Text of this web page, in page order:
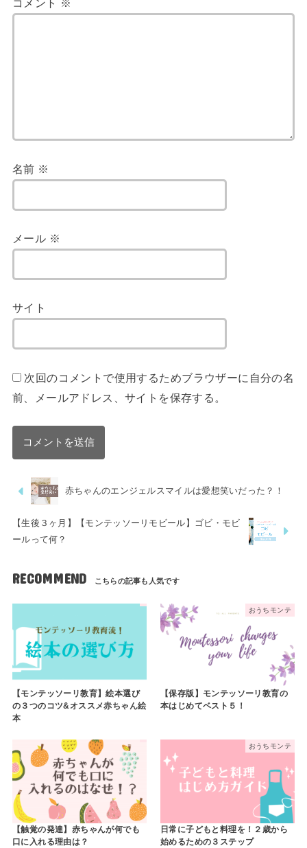
コメント ※
名前 ※
メール ※
サイト
次回のコメントで使用するためブラウザーに自分の名
前、メールアドレス、サイトを保存する。
赤ちゃんのエンジェルスマイルは愛想笑いだった？！
【生後３ヶ月】【モンテッソーリモビール】ゴビ・モビ
ールって何？
RECOMMEND
【モンテッソーリ教育】絵本選び
の３つのコツ&オススメ赤ちゃん絵
本
おうちモンテ
【保存版】モンテッソーリ教育の
本はじめてベスト５！
【触覚の発達】赤ちゃんが何でも
口に入れる理由は？
おうちモンテ
日常に子どもと料理を！２歳から
始めるための３ステップ